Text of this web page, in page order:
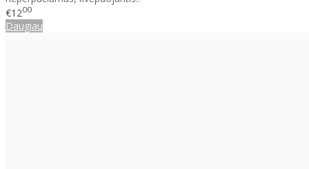
€1200
Daugiau